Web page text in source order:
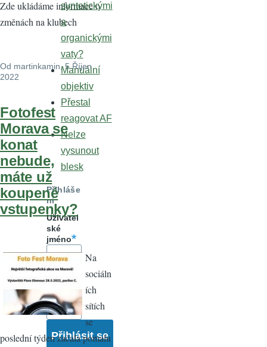
Zde ukládáme informace o
změnách na klubech
Od martinkamin, 5 Říjen
2022
Fotofest
Morava se
konat
nebude,
máte už
koupené
vstupenky?
Na
sociáln
ích
sítích
se
poslední týden začala pomalu
syntetickými
a
organickými
vaty?
Manuální
objektiv
Přestal
reagovat AF
Nelze
vysunout
blesk
Přihláše
ní
Uživatel
ské
jméno
Heslo